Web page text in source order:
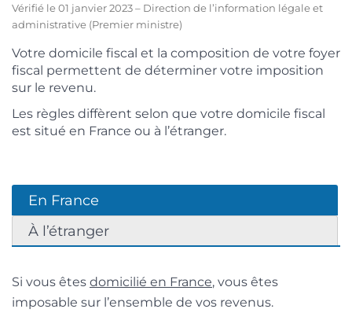
Vérifié le 01 janvier 2023 – Direction de l’information légale et
administrative (Premier ministre)
Votre domicile fiscal et la composition de votre foyer
fiscal permettent de déterminer votre imposition
sur le revenu.
Les règles diffèrent selon que votre domicile fiscal
est situé en France ou à l’étranger.
En France
À l’étranger
Si vous êtes domicilié en France, vous êtes
imposable sur l’ensemble de vos revenus.